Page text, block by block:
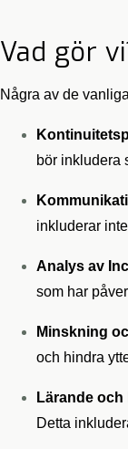
Vad gör
Några av de
bör inkludera
inkluderar
Analys av
som har
Minskning
och hindra
Lärande
Detta